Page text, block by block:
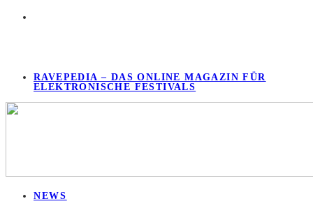
RAVEPEDIA – DAS ONLINE MAGAZIN FÜR
ELEKTRONISCHE FESTIVALS
NEWS